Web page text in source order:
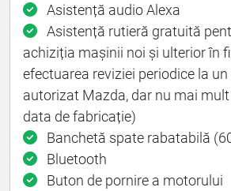
Asistență audio Alexa
Asistență rutieră gratuită
achiziția mașinii noi și ulterior în
efectuarea reviziei periodice la
autorizat Mazda, dar nu mai mult
data de fabricație)
Banchetă spate rabatabilă
Bluetooth
Buton de pornire a motorului